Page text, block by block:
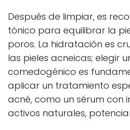
Después de limpiar, es
tónico para equilibrar la
poros. La hidratación es
las pieles acneicas; elegir
comedogénico es
aplicar un tratamiento
acné, como un sérum con
activos naturales,